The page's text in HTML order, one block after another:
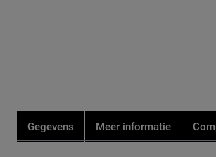
Gegevens Meer informatie